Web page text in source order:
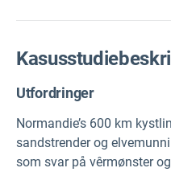
Utfordringer
Normandie’s 600 km
sandstrender og
som svar på vêrmønster